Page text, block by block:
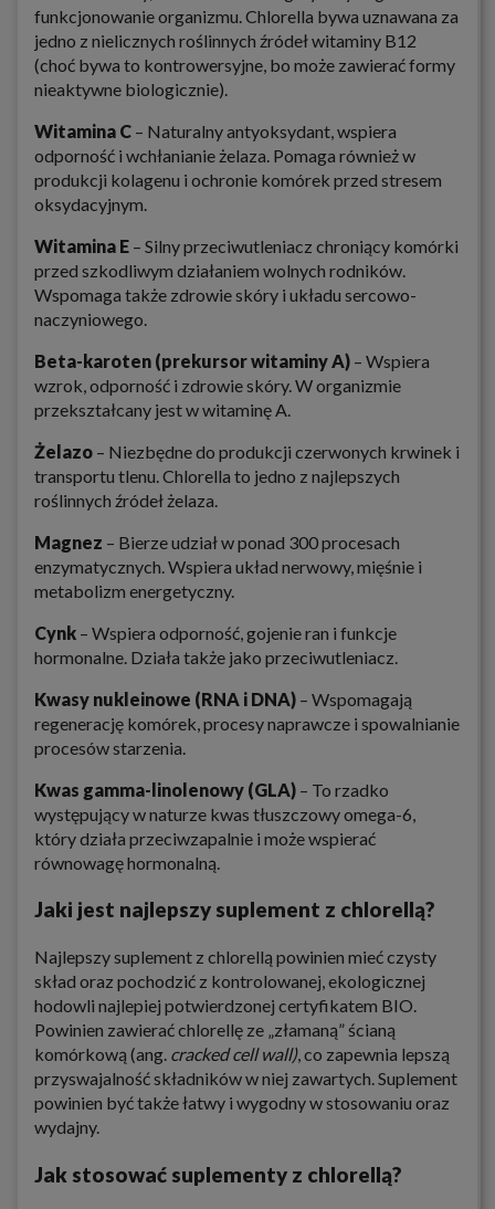
funkcjonowanie organizmu. Chlorella bywa uznawana za
jedno z nielicznych roślinnych źródeł witaminy B12
(choć bywa to kontrowersyjne, bo może zawierać formy
nieaktywne biologicznie).
Witamina C – Naturalny antyoksydant, wspiera
odporność i wchłanianie żelaza. Pomaga również w
produkcji kolagenu i ochronie komórek przed stresem
oksydacyjnym.
Witamina E – Silny przeciwutleniacz chroniący komórki
przed szkodliwym działaniem wolnych rodników.
Wspomaga także zdrowie skóry i układu sercowo-
naczyniowego.
Beta-karoten (prekursor witaminy A) – Wspiera
wzrok, odporność i zdrowie skóry. W organizmie
przekształcany jest w witaminę A.
Żelazo – Niezbędne do produkcji czerwonych krwinek i
transportu tlenu. Chlorella to jedno z najlepszych
roślinnych źródeł żelaza.
Magnez – Bierze udział w ponad 300 procesach
enzymatycznych. Wspiera układ nerwowy, mięśnie i
metabolizm energetyczny.
Cynk – Wspiera odporność, gojenie ran i funkcje
hormonalne. Działa także jako przeciwutleniacz.
Kwasy nukleinowe (RNA i DNA) – Wspomagają
regenerację komórek, procesy naprawcze i spowalnianie
procesów starzenia.
Kwas gamma-linolenowy (GLA) – To rzadko
występujący w naturze kwas tłuszczowy omega-6,
który działa przeciwzapalnie i może wspierać
równowagę hormonalną.
Jaki jest najlepszy suplement z chlorellą?
Najlepszy suplement z chlorellą powinien mieć czysty
skład oraz pochodzić z kontrolowanej, ekologicznej
hodowli najlepiej potwierdzonej certyfikatem BIO.
Powinien zawierać chlorellę ze „złamaną” ścianą
komórkową (ang. cracked cell wall), co zapewnia lepszą
przyswajalność składników w niej zawartych. Suplement
powinien być także łatwy i wygodny w stosowaniu oraz
wydajny.
Jak stosować suplementy z chlorellą?